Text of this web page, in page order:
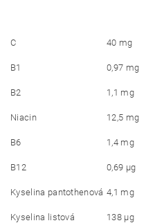
C 40 mg
B1 0,97 mg
B2 1,1 mg
Niacin 12,5 mg
B6 1,4 mg
B12 0,69 μg
Kyselina pantothenová 4,1 mg
Kyselina listová 138 μg